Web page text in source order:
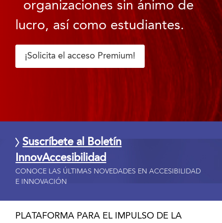
organizaciones sin ánimo de
lucro, así como estudiantes.
¡Solicita el acceso Premium!
Suscríbete al Boletín
InnovAccesibilidad
CONOCE LAS ÚLTIMAS NOVEDADES EN ACCESIBILIDAD
E INNOVACIÓN
PLATAFORMA PARA EL IMPULSO DE LA